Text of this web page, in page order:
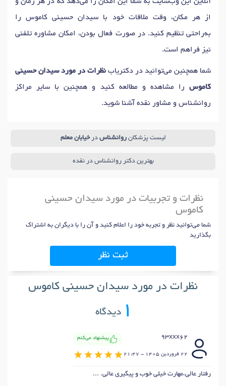
از هر مکان، وقت ملاقات خود با سیدان حسینی کاموس را
به‌راحتی تنظیم کنید. در صورت فعال بودن، امکان مشاوره تلفنی
نیز فراهم است.
شما همچنین می‌توانید در دکتریاب نظرات در مورد سیدان حسینی
کاموس را مشاهده و مطالعه کنید و همچنین با سایر مراکز
روانشناس و مشاور نقده آشنا شوید.
لیست پزشکانروانشناس درخیابان معلم
بهترین دکتر روانشناس در نقده
نظرات و تجربیات در مورد سیدان حسینی
کاموس
شما می‌توانید نظر و تجربه خود را اعلام کنید و آن را با دیگران به اشتراک
بگذارید
ثبت نظر
نظرات در مورد سیدان حسینی کاموس
1دیدگاه
93xxx62 پیشنهاد می‌کنم
22 فروردين 1405 - 21:47
رفتار عالی،مهارت خیلی خوب و پیگیری عالی. ...